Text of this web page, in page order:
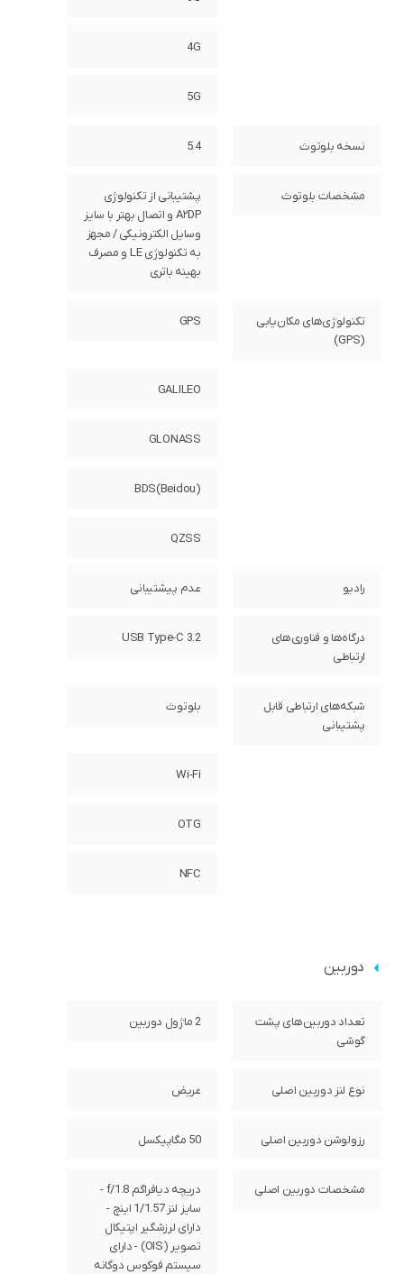
4G
5G
نسخه بلوتوث 5.4
مشخصات بلوتوث
پشتیبانی از تکنولوژی
A۲DP و اتصال بهتر با سایز
وسایل الکترونیکی / مجهز
به تکنولوژی LE و مصرف
بهینه باتری
تکنولوژی‌های مکان‌یابی
(GPS)
GPS
GALILEO
GLONASS
BDS(Beidou)
QZSS
رادیو عدم پیشتیبانی
درگاه‌ها و فناوری‌های
ارتباطی
USB Type-C 3.2
شبکه‌های ارتباطی قابل
پشتیبانی
بلوتوث
Wi-Fi
OTG
NFC
دوربین
تعداد دوربین‌های پشت
گوشی
2 ماژول دوربین
نوع لنز دوربین اصلی عریض
رزولوشن دوربین اصلی 50 مگاپیکسل
مشخصات دوربین اصلی
دریچه دیافراگم f/1.8 -
سایز لنز 1/1.57 اینچ -
دارای لرزشگیر اپتیکال
تصویر (OIS) - دارای
سیستم فوکوس دوگانه